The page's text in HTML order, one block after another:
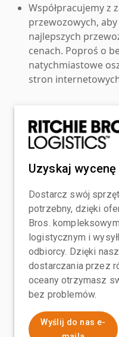
Współpracujemy z
przewozowych,
najlepszych
cenach. Poproś o
natychmiastowe
stron
Uzyskaj wycenę
Dostarcz swój
potrzebny, dzięki
Bros.
logistycznym i
odbiorcy. Dzięki
dostarczania przez
oceany otrzymasz
bez problemów.
Wyślij do nas e-